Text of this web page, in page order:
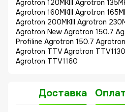
Agrotron 120MKIII Agrotron
Agrotron 160MKIII Agrotron
Agrotron 200MKIII Agrotron
Agrotron New Agrotron 150.7
Profiline Agrotron 150.7
Agrotron TTV Agrotron
Agrotron TTV1160
Доставка